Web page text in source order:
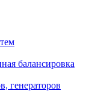
балансировка
генераторов